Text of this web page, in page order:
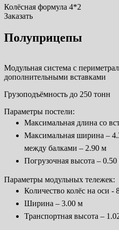
Колёсная формула 4*2
Заказать
Полуприцепы
Модульная система с
дополнительными вставками
Грузоподъёмность до 250 тонн
Параметры постели:
Максимальная длина со
Максимальная ширина –
между балками – 2.90 м
Погрузочная высота –
Параметры модульных тележек:
Количество колёс на оси -
Ширина – 3.00 м
Транспортная высота –